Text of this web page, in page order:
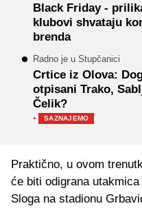
Black Friday -
klubovi shvataju
brenda
Radno je u Stupčanici
Crtice iz Olova:
otpisani Trako,
Čelik?
· SAZNAJEMO
Praktično, u ovom
će biti odigrana
Sloga na stadionu